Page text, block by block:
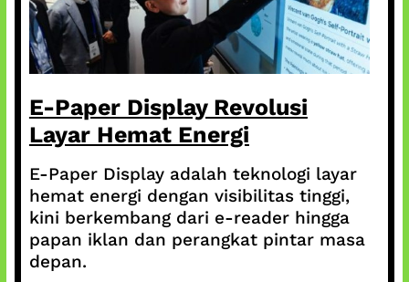
E-Paper Display Revolusi
Layar Hemat Energi
E-Paper Display adalah teknologi layar
hemat energi dengan visibilitas tinggi,
kini berkembang dari e-reader hingga
papan iklan dan perangkat pintar masa
depan.